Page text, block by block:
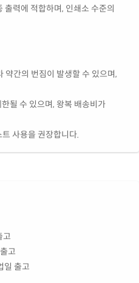
력에 적합하며, 인쇄소 수준의
약간의 번짐이 발생할 수 있으며,
될 수 있으며, 왕복 배송비가
사용을 권장합니다.
고
고
일 출고